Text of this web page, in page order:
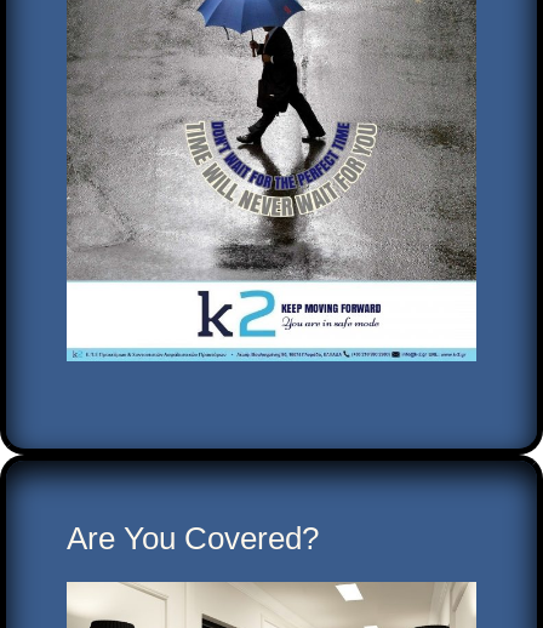
Are You Covered?